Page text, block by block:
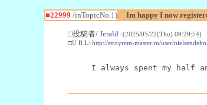
■22999 /inTopicNo.1) Im happy I now
□投稿者/ Jerald -(2025/05/22(Thu)
□U R L/ http://stroyrem-master.ru/user/
I always spent my half